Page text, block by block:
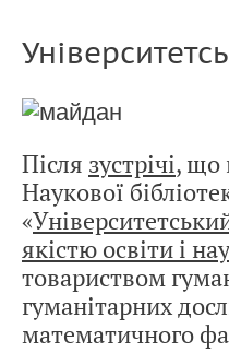
Після зустрічі, що
Наукової
«
якістю освіти і
товариством
гуманітарних
математичного